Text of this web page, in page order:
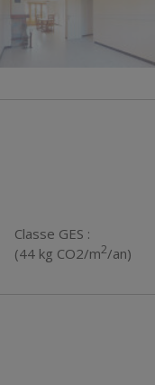
Classe GES :
(44 kg CO2/m2/an)